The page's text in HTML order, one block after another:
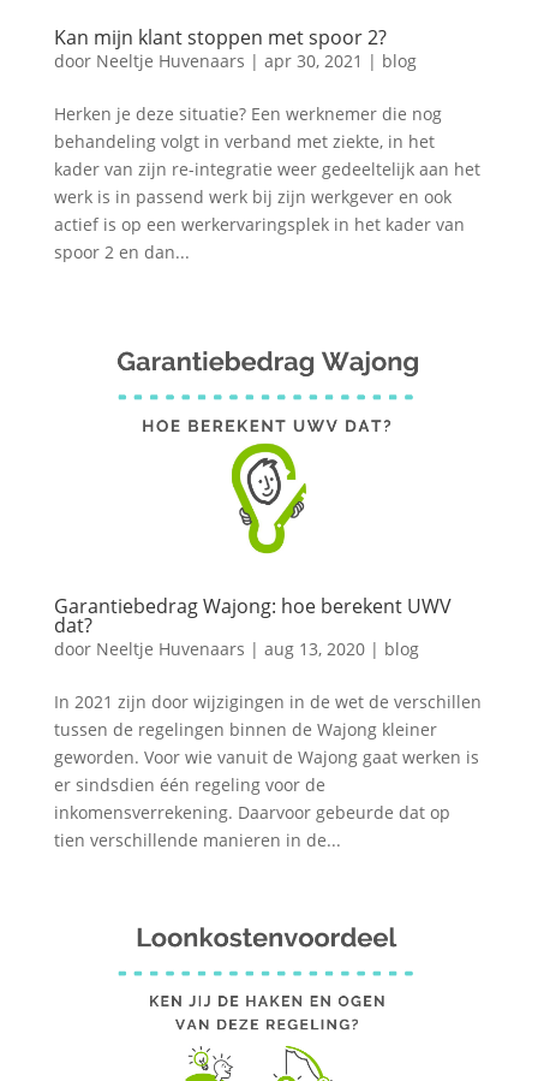
Kan mijn klant stoppen met spoor 2?
door Neeltje Huvenaars | apr 30, 2021 | blog
Herken je deze situatie? Een werknemer die nog
behandeling volgt in verband met ziekte, in het
kader van zijn re-integratie weer gedeeltelijk aan het
werk is in passend werk bij zijn werkgever en ook
actief is op een werkervaringsplek in het kader van
spoor 2 en dan...
Garantiebedrag Wajong: hoe berekent UWV
dat?
door Neeltje Huvenaars | aug 13, 2020| blog
In 2021 zijn door wijzigingen in de wet de verschillen
tussen de regelingen binnen de Wajong kleiner
geworden. Voor wie vanuit de Wajong gaat werken is
er sindsdien één regeling voor de
inkomensverrekening. Daarvoor gebeurde dat op
tien verschillende manieren in de...